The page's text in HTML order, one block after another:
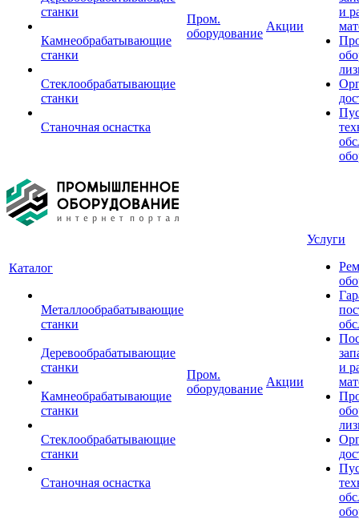
станки
Камнеобрабатывающие
станки
Стеклообрабатывающие
станки
Станочная оснастка
Пром.
оборудование
Акции
и
Каталог
Металлообрабатывающие
станки
Деревообрабатывающие
станки
Камнеобрабатывающие
станки
Стеклообрабатывающие
станки
Станочная оснастка
Пром.
оборудование
Акции
Услуги
и